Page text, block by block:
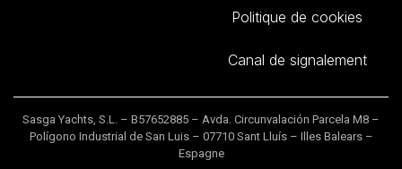
Politique de cookies
Canal de signalement
Sasga Yachts, S.L. – B57652885 – Avda. Circunvalación Parcela M8 –
Polígono Industrial de San Luis – 07710 Sant Lluís – Illes Balears –
Espagne